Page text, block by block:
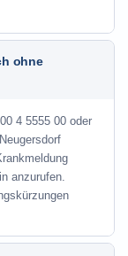
ohne
4 5555 00 oder
anzurufen.